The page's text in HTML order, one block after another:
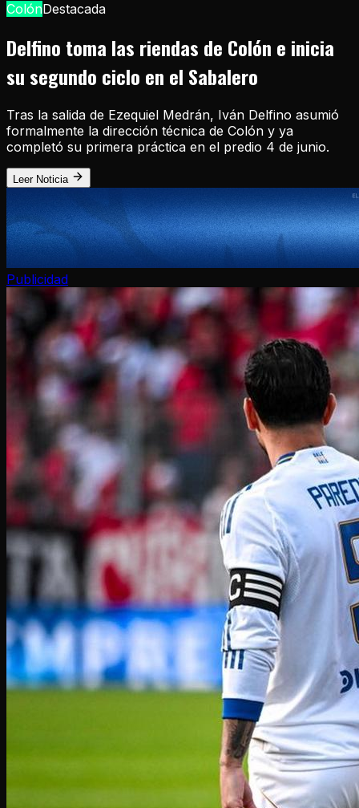
ColónDestacada
Delfino toma las riendas de Colón e inicia
su segundo ciclo en el Sabalero
Tras la salida de Ezequiel Medrán, Iván Delfino asumió
formalmente la dirección técnica de Colón y ya
completó su primera práctica en el predio 4 de junio.
Leer Noticia
Publicidad